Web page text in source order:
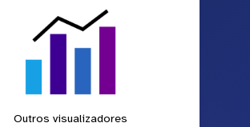
Outros visualizadores